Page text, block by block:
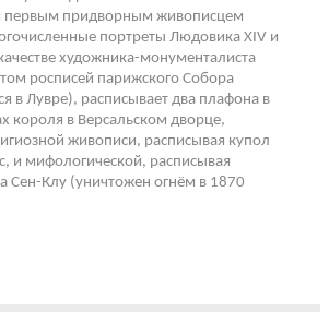
первым придворным живописцем
портреты Людовика XIV и
художника-монументалиста
росписей парижского Собора
в Лувре), расписывает два плафона в
короля в Версальском дворце,
живописи, расписывая купол
и мифологической, расписывая
Сен-Клу (уничтожен огнём в 1870